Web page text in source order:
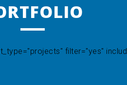
filter="yes"